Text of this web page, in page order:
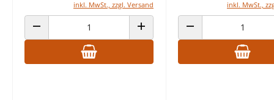
inkl. MwSt., zzgl. Versand
ANZAHL VERRINGERN ANZAHL ERHÖHEN
inkl. MwSt.,
ANZAHL VERRINGERN